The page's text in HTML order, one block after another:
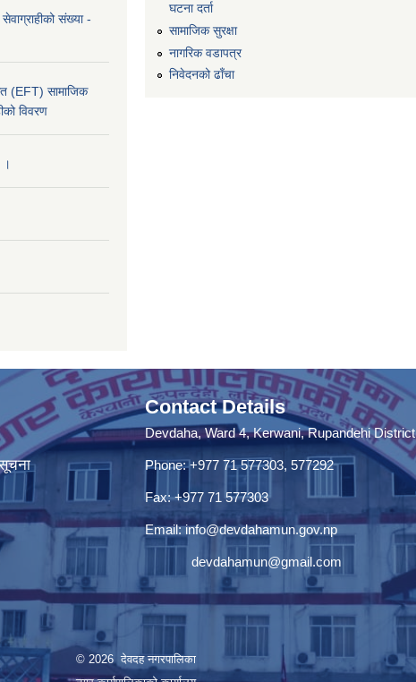
संख्या -
(EFT) सामाजिक
विवरण
।
घटना दर्ता
सामाजिक सुरक्षा
नागरिक वडापत्र
निवेदनको ढाँचा
Contact Details
Devdaha, Ward 4, Kerwani, Rupandehi District
Phone: +977 71 577303, 577292
Fax: +977 71 577303
Email:info@devdahamun.gov.np
devdahamun@gmail.com
© 2026 देवदह नगरपालिका